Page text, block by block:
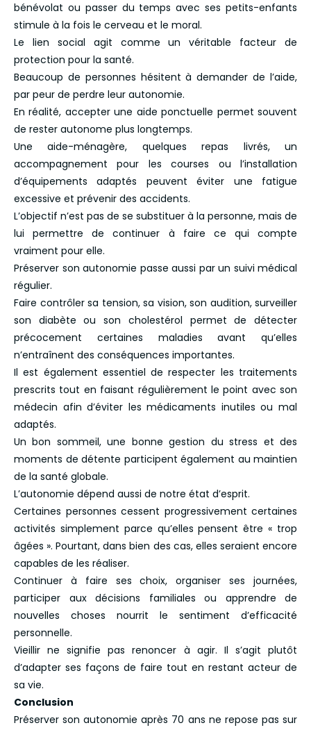
bénévolat ou passer du temps avec ses petits-enfants
stimule à la fois le cerveau et le moral.
Le lien social agit comme un véritable facteur de
protection pour la santé.
Beaucoup de personnes hésitent à demander de l’aide,
par peur de perdre leur autonomie.
En réalité, accepter une aide ponctuelle permet souvent
de rester autonome plus longtemps.
Une aide-ménagère, quelques repas livrés, un
accompagnement pour les courses ou l’installation
d’équipements adaptés peuvent éviter une fatigue
excessive et prévenir des accidents.
L’objectif n’est pas de se substituer à la personne, mais de
lui permettre de continuer à faire ce qui compte
vraiment pour elle.
Préserver son autonomie passe aussi par un suivi médical
régulier.
Faire contrôler sa tension, sa vision, son audition, surveiller
son diabète ou son cholestérol permet de détecter
précocement certaines maladies avant qu’elles
n’entraînent des conséquences importantes.
Il est également essentiel de respecter les traitements
prescrits tout en faisant régulièrement le point avec son
médecin afin d’éviter les médicaments inutiles ou mal
adaptés.
Un bon sommeil, une bonne gestion du stress et des
moments de détente participent également au maintien
de la santé globale.
L’autonomie dépend aussi de notre état d’esprit.
Certaines personnes cessent progressivement certaines
activités simplement parce qu’elles pensent être « trop
âgées ». Pourtant, dans bien des cas, elles seraient encore
capables de les réaliser.
Continuer à faire ses choix, organiser ses journées,
participer aux décisions familiales ou apprendre de
nouvelles choses nourrit le sentiment d’efficacité
personnelle.
Vieillir ne signifie pas renoncer à agir. Il s’agit plutôt
d’adapter ses façons de faire tout en restant acteur de
sa vie.
Conclusion
Préserver son autonomie après 70 ans ne repose pas sur